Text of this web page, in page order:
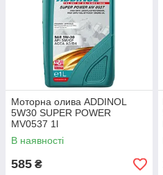
Моторна олива ADDINOL
5W30 SUPER POWER
MV0537 1l
В наявності
585 ₴